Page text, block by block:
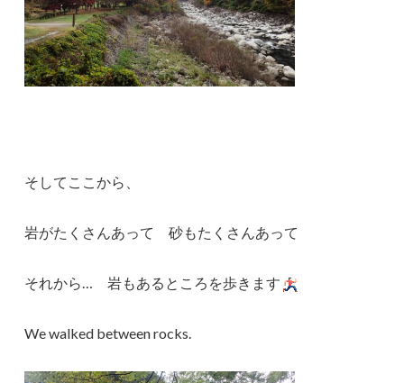
そしてここから、
岩がたくさんあって 砂もたくさんあって
それから… 岩もあるところを歩きます
We walked between rocks.